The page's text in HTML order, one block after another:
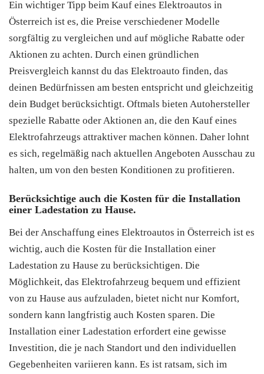
Ein wichtiger Tipp beim Kauf eines Elektroautos in
Österreich ist es, die Preise verschiedener Modelle
sorgfältig zu vergleichen und auf mögliche Rabatte oder
Aktionen zu achten. Durch einen gründlichen
Preisvergleich kannst du das Elektroauto finden, das
deinen Bedürfnissen am besten entspricht und gleichzeitig
dein Budget berücksichtigt. Oftmals bieten Autohersteller
spezielle Rabatte oder Aktionen an, die den Kauf eines
Elektrofahrzeugs attraktiver machen können. Daher lohnt
es sich, regelmäßig nach aktuellen Angeboten Ausschau zu
halten, um von den besten Konditionen zu profitieren.
Berücksichtige auch die Kosten für die Installation
einer Ladestation zu Hause.
Bei der Anschaffung eines Elektroautos in Österreich ist es
wichtig, auch die Kosten für die Installation einer
Ladestation zu Hause zu berücksichtigen. Die
Möglichkeit, das Elektrofahrzeug bequem und effizient
von zu Hause aus aufzuladen, bietet nicht nur Komfort,
sondern kann langfristig auch Kosten sparen. Die
Installation einer Ladestation erfordert eine gewisse
Investition, die je nach Standort und den individuellen
Gegebenheiten variieren kann. Es ist ratsam, sich im